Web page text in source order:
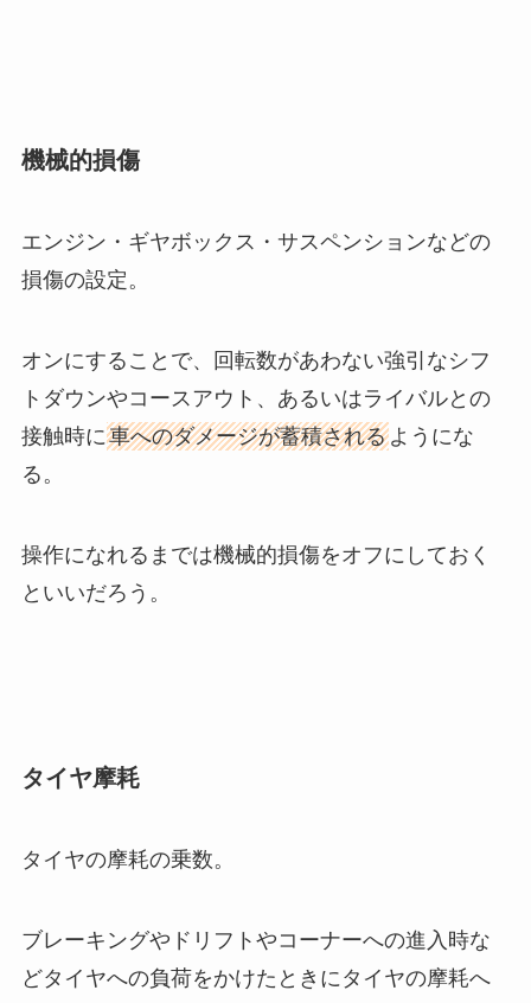
機械的損傷
エンジン・ギヤボックス・サスペンションなどの
損傷の設定。
オンにすることで、回転数があわない強引なシフ
トダウンやコースアウト、あるいはライバルとの
接触時に車へのダメージが蓄積されるようにな
る。
操作になれるまでは機械的損傷をオフにしておく
といいだろう。
タイヤ摩耗
タイヤの摩耗の乗数。
ブレーキングやドリフトやコーナーへの進入時な
どタイヤへの負荷をかけたときにタイヤの摩耗へ